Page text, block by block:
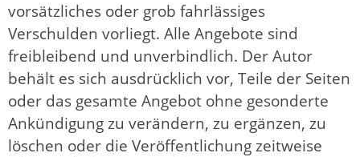
vorsätzliches oder grob fahrlässiges
Verschulden vorliegt. Alle Angebote sind
freibleibend und unverbindlich. Der Autor
behält es sich ausdrücklich vor, Teile der Seiten
oder das gesamte Angebot ohne gesonderte
Ankündigung zu verändern, zu ergänzen, zu
löschen oder die Veröffentlichung zeitweise